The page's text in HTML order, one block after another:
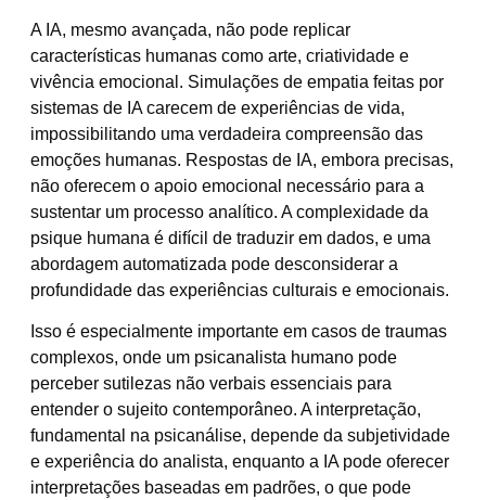
A IA, mesmo avançada, não pode replicar
características humanas como arte, criatividade e
vivência emocional. Simulações de empatia feitas por
sistemas de IA carecem de experiências de vida,
impossibilitando uma verdadeira compreensão das
emoções humanas. Respostas de IA, embora precisas,
não oferecem o apoio emocional necessário para a
sustentar um processo analítico. A complexidade da
psique humana é difícil de traduzir em dados, e uma
abordagem automatizada pode desconsiderar a
profundidade das experiências culturais e emocionais.
Isso é especialmente importante em casos de traumas
complexos, onde um psicanalista humano pode
perceber sutilezas não verbais essenciais para
entender o sujeito contemporâneo. A interpretação,
fundamental na psicanálise, depende da subjetividade
e experiência do analista, enquanto a IA pode oferecer
interpretações baseadas em padrões, o que pode